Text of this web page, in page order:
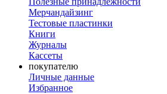
Мерчандайзинг
Тестовые пластинки
Книги
Журналы
Кассеты
покупателю
Личные данные
Избранное